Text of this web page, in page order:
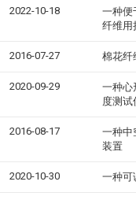
2022-10-18
一种便
纤维用
2016-07-27 棉花纤
2020-09-29
一种心
度测试
2016-08-17
一种中
装置
2020-10-30 一种可